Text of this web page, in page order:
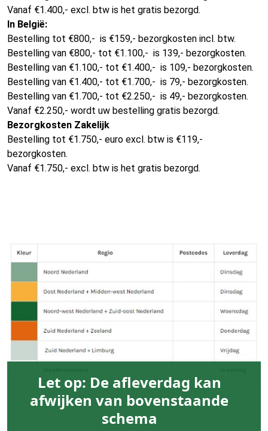
Vanaf €1.400,- excl. btw is het gratis bezorgd.
In België:
Bestelling tot €800,- is €159,- bezorgkosten incl. btw.
Bestelling van €800,- tot €1.100,- is 139,- bezorgkosten.
Bestelling van €1.100,- tot €1.400,- is 109,- bezorgkosten.
Bestelling van €1.400,- tot €1.700,- is 79,- bezorgkosten.
Bestelling van €1.700,- tot €2.250,- is 49,- bezorgkosten.
Vanaf €2.250,- wordt uw bestelling gratis bezorgd.
Bezorgkosten Zakelijk
Bestelling tot €1.750,- euro excl. btw is €119,-
bezorgkosten.
Vanaf €1.750,- excl. btw is het gratis bezorgd.
Let op: De afleverdag kan
afwijken van bovenstaande
schema